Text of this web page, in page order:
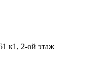
к1, 2-ой этаж